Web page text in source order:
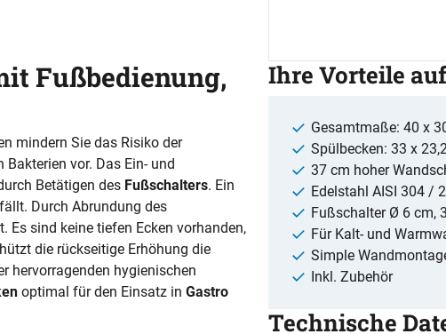
Fußbedienung,
mindern Sie das Risiko der
vor. Das Ein- und
Betätigen des Fußschalters. Ein
Durch Abrundung des
Es sind keine tiefen Ecken vorhanden,
die rückseitige Erhöhung die
hervorragenden hygienischen
optimal für den Einsatz in Gastro
Ihre Vorteile
Gesamtmaße: 40 x
Spülbecken: 33 x
37 cm hoher
Edelstahl AISI 304 /
Fußschalter Ø 6 cm,
Für Kalt- und
Simple
Inkl. Zubehör
Technische